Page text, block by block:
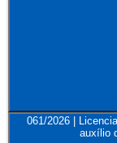
061/2026 |
auxílio